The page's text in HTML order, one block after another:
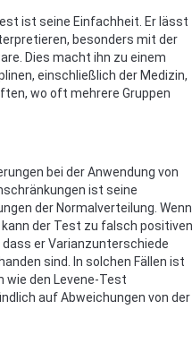
ist seine Einfachheit. Er lässt
besonders mit der
Dies macht ihn zu einem
einschließlich der Medizin,
wo oft mehrere Gruppen
bei der Anwendung von
ist seine
der Normalverteilung. Wenn
der Test zu falsch positiven
er Varianzunterschiede
sind. In solchen Fällen ist
den Levene-Test
auf Abweichungen von der